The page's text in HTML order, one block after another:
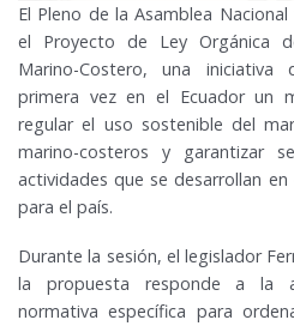
El Pleno de la Asamblea
el Proyecto de Ley Orgánica
Marino-Costero, una
primera vez en el Ecuador un
regular el uso sostenible del
marino-costeros y garantizar
actividades que se desarrollan
para el país.
Durante la sesión, el legislador
la propuesta responde a la
normativa específica para